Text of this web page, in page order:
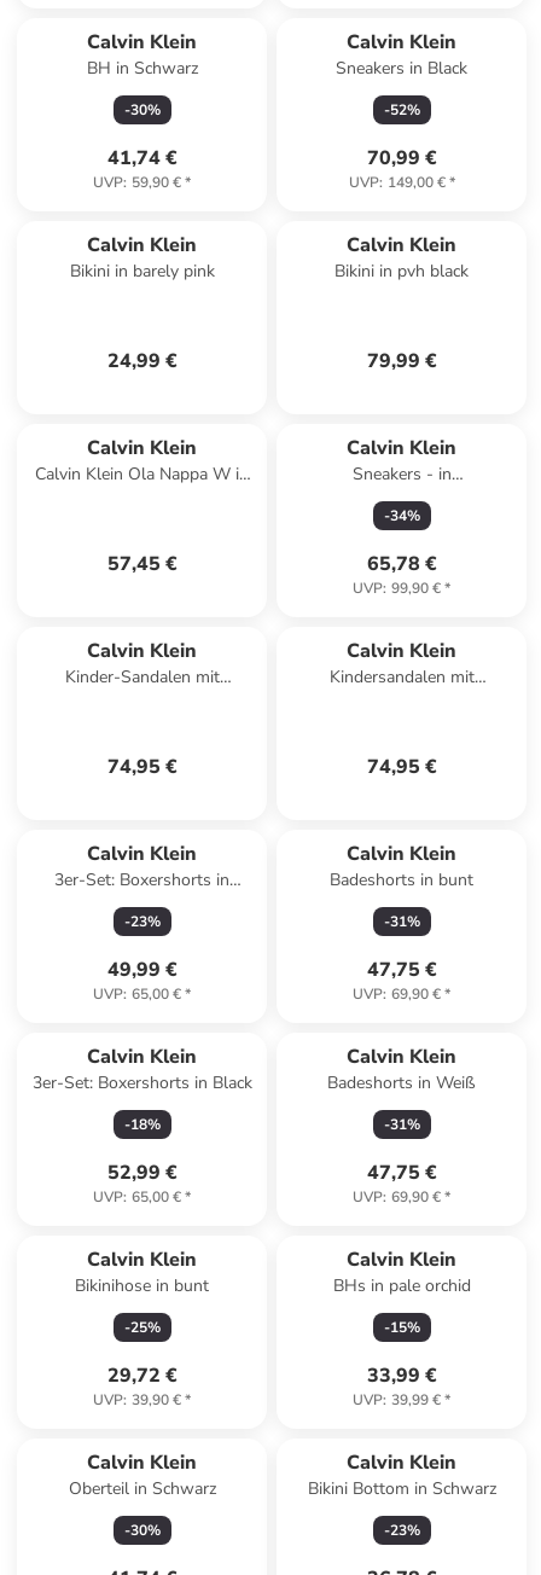
Calvin Klein
BH in Schwarz
-30%
41,74 €
UVP: 59,90 €*
Calvin Klein
Sneakers in Black
-52%
70,99 €
UVP: 149,00 €*
Calvin Klein
Bikini in barely pink
24,99 €
Calvin Klein
Bikini in pvh black
79,99 €
Calvin Klein
Calvin Klein Ola Nappa W in
57,45 €
Calvin Klein
Sneakers - in
Hellweiß/Schwarz
-34%
65,78 €
UVP: 99,90 €*
Calvin Klein
Kinder-Sandalen mit
74,95 €
Calvin Klein
Kindersandalen mit
74,95 €
Calvin Klein
3er-Set: Boxershorts in
Multicolored
-23%
49,99 €
UVP: 65,00 €*
Calvin Klein
Badeshorts in bunt
-31%
47,75 €
UVP: 69,90 €*
Calvin Klein
3er-Set: Boxershorts in Black
-18%
52,99 €
UVP: 65,00 €*
Calvin Klein
Badeshorts in Weiß
-31%
47,75 €
UVP: 69,90 €*
Calvin Klein
Bikinihose in bunt
-25%
29,72 €
UVP: 39,90 €*
Calvin Klein
BHs in pale orchid
-15%
33,99 €
UVP: 39,99 €*
Calvin Klein
Oberteil in Schwarz
-30%
Calvin Klein
Bikini Bottom in Schwarz
-23%